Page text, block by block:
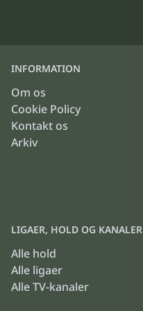
INFORMATION
Om os
Cookie Policy
Kontakt os
Arkiv
LIGAER, HOLD OG KANALER
Alle hold
Alle ligaer
Alle TV-kanaler